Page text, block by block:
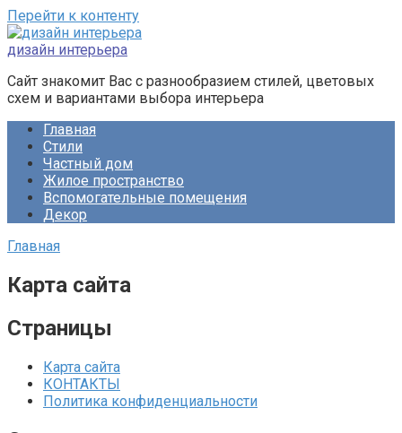
Перейти к контенту
дизайн интерьера
Сайт знакомит Вас с разнообразием стилей, цветовых
схем и вариантами выбора интерьера
Главная
Стили
Частный дом
Жилое пространство
Вспомогательные помещения
Декор
Главная
Карта сайта
Страницы
Карта сайта
КОНТАКТЫ
Политика конфиденциальности